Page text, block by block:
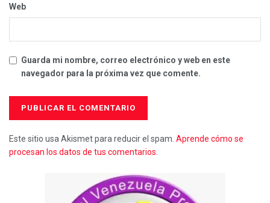
Web
Guarda mi nombre, correo electrónico y web en este
navegador para la próxima vez que comente.
Este sitio usa Akismet para reducir el spam. Aprende cómo se
procesan los datos de tus comentarios.